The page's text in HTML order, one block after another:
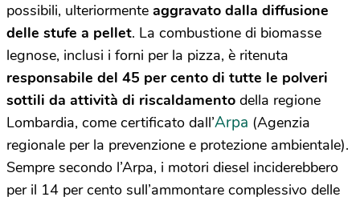
possibili, ulteriormente aggravato dalla diffusione
delle stufe a pellet. La combustione di biomasse
legnose, inclusi i forni per la pizza, è ritenuta
responsabile del 45 per cento di tutte le polveri
sottili da attività di riscaldamento della regione
Lombardia, come certificato dall’Arpa (Agenzia
regionale per la prevenzione e protezione ambientale).
Sempre secondo l’Arpa, i motori diesel inciderebbero
per il 14 per cento sull’ammontare complessivo delle